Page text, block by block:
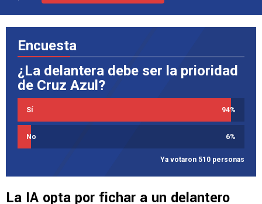
Encuesta
¿La delantera debe ser la prioridad
de Cruz Azul?
Sí 94%
No 6%
Ya votaron 510 personas
La IA opta por fichar a un delantero